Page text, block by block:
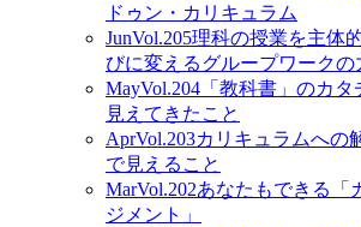
ドゥン・カリキュラム
JunVol.205理科の授業を主体
びに変えるグループワークの
MayVol.204 「教科書」のカタ
見えてきたこと
AprVol.203カリキュラムへの
で見えること
MarVol.202あなたもできる「
ジメント」